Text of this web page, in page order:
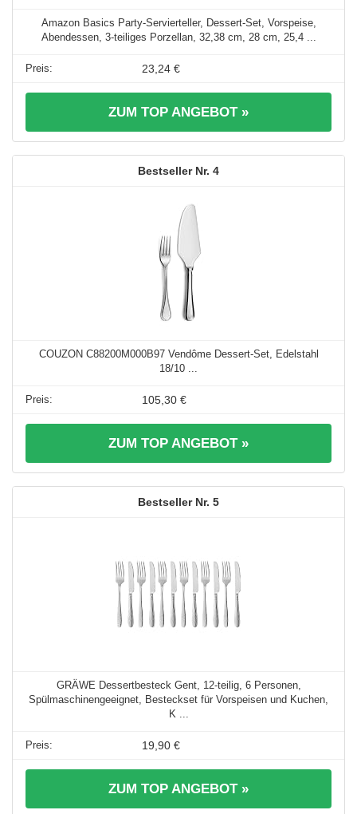
Amazon Basics Party-Servierteller, Dessert-Set, Vorspeise,
Abendessen, 3-teiliges Porzellan, 32,38 cm, 28 cm, 25,4 ...
23,24 €
ZUM TOP ANGEBOT »
4
COUZON C88200M000B97 Vendôme Dessert-Set, Edelstahl
18/10 ...
105,30 €
ZUM TOP ANGEBOT »
5
GRÄWE Dessertbesteck Gent, 12-teilig, 6 Personen,
Spülmaschinengeeignet, Besteckset für Vorspeisen und Kuchen,
K ...
19,90 €
ZUM TOP ANGEBOT »